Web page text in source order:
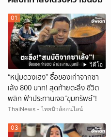
วิดีโอ
01
“หนุ่มดวงเฮง” ซื้อของเก่าจากซา
เล้ง 800 บาท! สุดท้ายตะลึง ชีวิต
พลิก ฟ้าประทานเจอ“ขุมทรัพย์”!
ThaiNews - ไทยนิวส์ออนไลน์
03